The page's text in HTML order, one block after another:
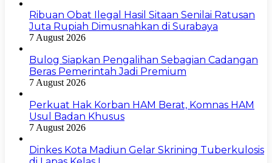
Ribuan Obat Ilegal Hasil Sitaan Senilai Ratusan
Juta Rupiah Dimusnahkan di Surabaya
7 August 2026
Bulog Siapkan Pengalihan Sebagian Cadangan
Beras Pemerintah Jadi Premium
7 August 2026
Perkuat Hak Korban HAM Berat, Komnas HAM
Usul Badan Khusus
7 August 2026
Dinkes Kota Madiun Gelar Skrining Tuberkulosis